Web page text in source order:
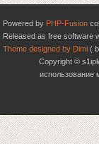
Powered by PHP-Fusion
Released as free software
Theme designed by Dimi (
Copyright ©
использование